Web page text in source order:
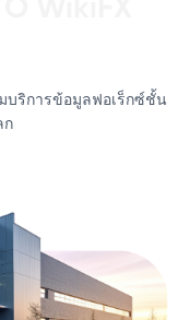
บริการข้อมูลฟอเร็กซ์ชั้น
ก